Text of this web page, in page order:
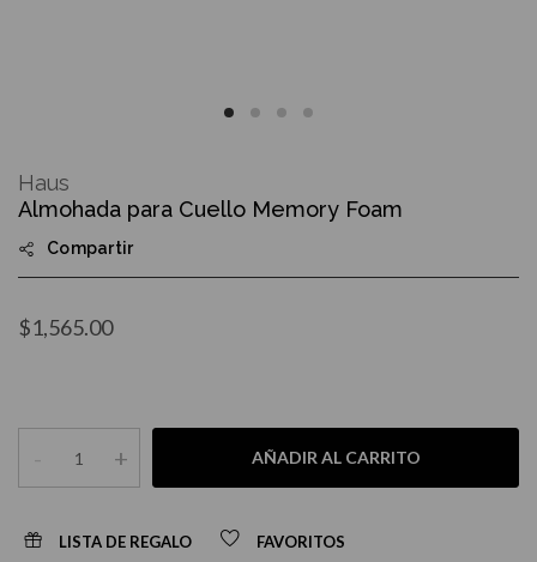
the
beginning
the
images
Almohada para Cuello Memory Foam
Compartir
$1,565.00
- + AÑADIR AL CARRITO
LISTA DE REGALO FAVORITOS
Haus